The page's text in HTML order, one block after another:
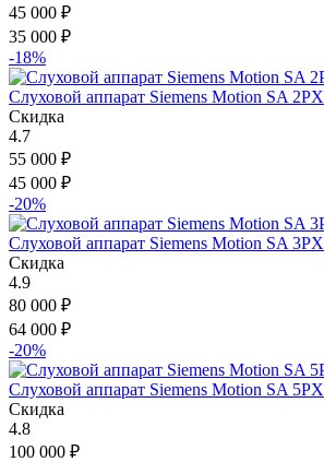
45 000 ₽
35 000 ₽
-18%
Слуховой аппарат Siemens Motion SA 2PX
Скидка
4.7
55 000 ₽
45 000 ₽
-20%
Слуховой аппарат Siemens Motion SA 3PX
Скидка
4.9
80 000 ₽
64 000 ₽
-20%
Слуховой аппарат Siemens Motion SA 5PX
Скидка
4.8
100 000 ₽